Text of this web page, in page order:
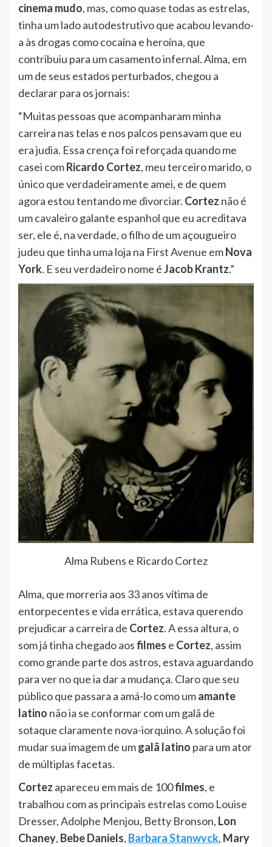
cinema mudo, mas, como quase todas as estrelas,
tinha um lado autodestrutivo que acabou levando-
a às drogas como cocaína e heroína, que
contribuiu para um casamento infernal. Alma, em
um de seus estados perturbados, chegou a
declarar para os jornais:
“Muitas pessoas que acompanharam minha
carreira nas telas e nos palcos pensavam que eu
era judia. Essa crença foi reforçada quando me
casei comRicardo Cortez, meu terceiro marido, o
único que verdadeiramente amei, e de quem
agora estou tentando me divorciar. Cortez não é
um cavaleiro galante espanhol que eu acreditava
ser, ele é, na verdade, o filho de um açougueiro
judeu que tinha uma loja na First Avenue emNova
York. E seu verdadeiro nome éJacob Krantz.”
Alma Rubens e Ricardo Cortez
Alma, que morreria aos 33 anos vítima de
entorpecentes e vida errática, estava querendo
prejudicar a carreira de Cortez. A essa altura, o
som já tinha chegado aosfilmes e Cortez, assim
como grande parte dos astros, estava aguardando
para ver no que ia dar a mudança. Claro que seu
público que passara a amá-lo como umamante
latino não ia se conformar com um galã de
sotaque claramente nova-iorquino. A solução foi
mudar sua imagem de umgalã latino para um ator
de múltiplas facetas.
Cortez apareceu em mais de 100filmes, e
trabalhou com as principais estrelas como Louise
Dresser, Adolphe Menjou, Betty Bronson, Lon
Chaney, Bebe Daniels, Barbara Stanwyck, Mary